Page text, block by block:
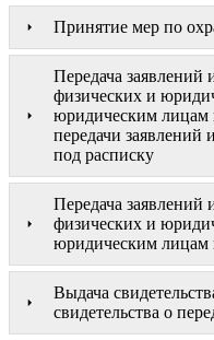
Принятие мер по
Передача
физических и
юридическим лицам
передачи
под расписку
Передача
физических и
юридическим лицам
Выдача
свидетельства о